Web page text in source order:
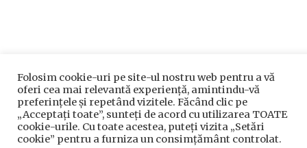
Prelucrarea datelor cu caracter personal|Politica de
utilizare cookie-uri
Primăria Sectorului 5 București©️2021. Toate drepturile
rezervate.
Folosim cookie-uri pe site-ul nostru web pentru a vă
oferi cea mai relevantă experiență, amintindu-vă
preferințele și repetând vizitele. Făcând clic pe
„Acceptați toate”, sunteți de acord cu utilizarea TOATE
cookie-urile. Cu toate acestea, puteți vizita „Setări
cookie” pentru a furniza un consimțământ controlat.